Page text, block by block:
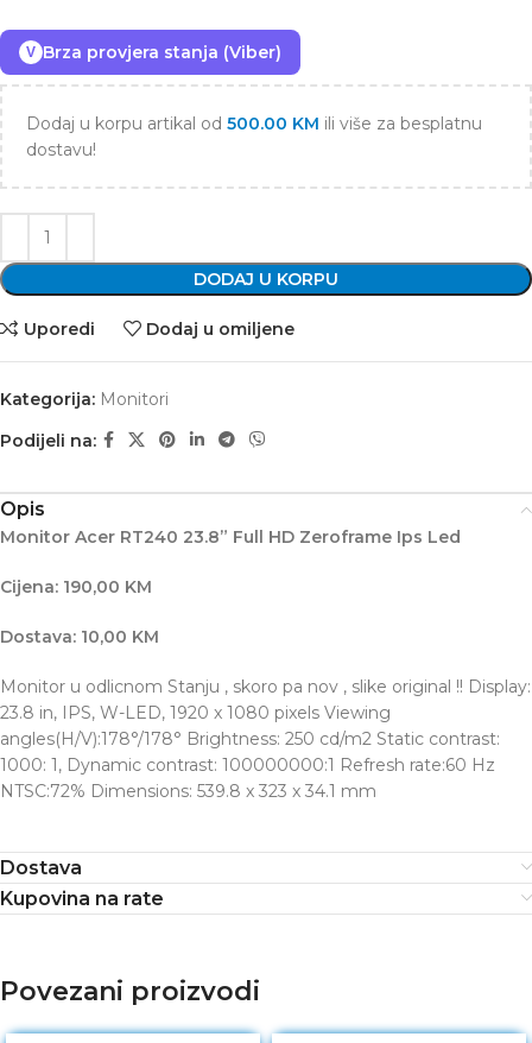
V Brza provjera stanja (Viber)
Dodaj u korpu artikal od 500.00 KM ili više za besplatnu
dostavu!
DODAJ U KORPU
Uporedi Dodaj u omiljene
Kategorija: Monitori
Podijeli na:
Opis
Monitor Acer RT240 23.8” Full HD Zeroframe Ips Led
Cijena: 190,00 KM
Dostava: 10,00 KM
Monitor u odlicnom Stanju , skoro pa nov , slike original !! Display:
23.8 in, IPS, W-LED, 1920 x 1080 pixels Viewing
angles(H/V):178°/178° Brightness: 250 cd/m2 Static contrast:
1000: 1, Dynamic contrast: 100000000:1 Refresh rate:60 Hz
NTSC:72% Dimensions: 539.8 x 323 x 34.1 mm
Dostava
Kupovina na rate
Povezani proizvodi